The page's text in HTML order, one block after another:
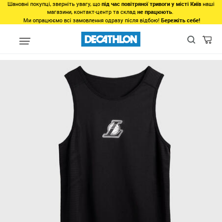
Шановні покупці, зверніть увагу, що під час повітряної тривоги у місті Київ наші
магазини, контакт-центр та склад не працюють.
Ми опрацюємо всі замовлення одразу після відбою! Бережіть себе!
Види спорту Командні види спорту